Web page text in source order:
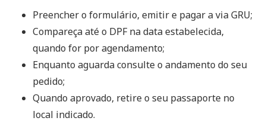
Preencher o formulário, emitir e pagar a via GRU;
Compareça até o DPF na data estabelecida,
quando for por agendamento;
Enquanto aguarda consulte o andamento do seu
pedido;
Quando aprovado, retire o seu passaporte no
local indicado.